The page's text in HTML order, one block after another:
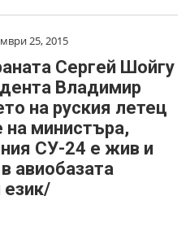
25, 2015
Сергей Шойгу
Владимир
на руския летец
на министъра,
СУ-24 е жив и
авиобазата